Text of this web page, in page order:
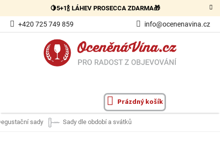
obsah
🍋5+1🍾 LÁHEV PROSECCA ZDARMA🎁
+420 725 749 859 info@ocenenavina.cz
NÁKUPNÍ
KOŠÍK
Prázdný košík
sady Sady dle období a svátků